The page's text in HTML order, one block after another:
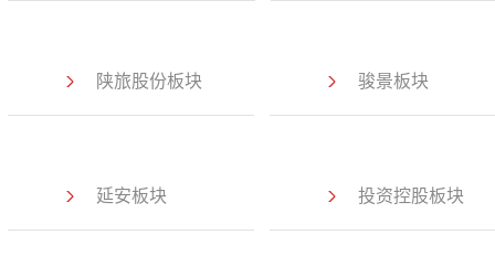
陕旅股份板块 骏景板块
延安板块 投资控股板块